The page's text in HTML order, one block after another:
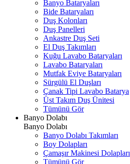
Banyo Bataryaları
Bide Bataryaları
Duş Kolonları
Duş Panelleri
Ankastre Duş Seti
El Duş Takımları
Kuğu Lavabo Bataryaları
Lavabo Bataryaları
Mutfak Eviye Bataryaları
Sürgülü El Duşları
Çanak Tipi Lavabo Batarya
Üst Takım Duş Ünitesi
Tümünü Gör
Banyo Dolabı
Banyo Dolabı
Banyo Dolabı Takımları
Boy Dolapları
Çamaşır Makinesi Dolapları
Tümünü Gör